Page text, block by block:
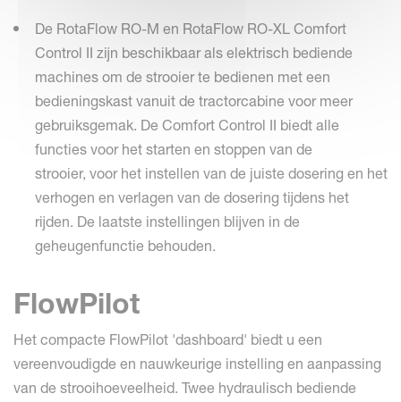
De RotaFlow RO-M en RotaFlow RO-XL Comfort
Control II zijn beschikbaar als elektrisch bediende
machines om de strooier te bedienen met een
bedieningskast vanuit de tractorcabine voor meer
gebruiksgemak. De Comfort Control II biedt alle
functies voor het starten en stoppen van de
strooier, voor het instellen van de juiste dosering en het
verhogen en verlagen van de dosering tijdens het
rijden. De laatste instellingen blijven in de
geheugenfunctie behouden.
FlowPilot
Het compacte FlowPilot 'dashboard' biedt u een
vereenvoudigde en nauwkeurige instelling en aanpassing
van de strooihoeveelheid. Twee hydraulisch bediende